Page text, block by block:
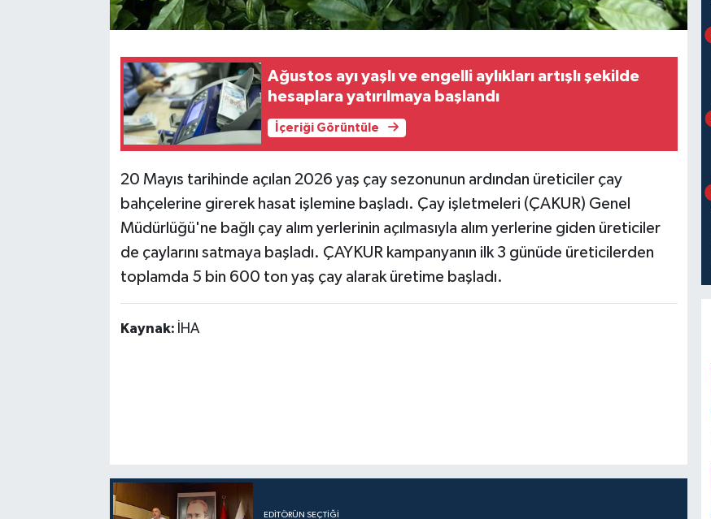
Ağustos ayı yaşlı ve engelli aylıkları artışlı şekilde
hesaplara yatırılmaya başlandı
İçeriği Görüntüle
20 Mayıs tarihinde açılan 2026 yaş çay sezonunun ardından üreticiler çay
bahçelerine girerek hasat işlemine başladı. Çay işletmeleri (ÇAKUR) Genel
Müdürlüğü'ne bağlı çay alım yerlerinin açılmasıyla alım yerlerine giden üreticiler
de çaylarını satmaya başladı. ÇAYKUR kampanyanın ilk 3 günüde üreticilerden
toplamda 5 bin 600 ton yaş çay alarak üretime başladı.
Kaynak: İHA
EDITÖRÜN SEÇTIĞI